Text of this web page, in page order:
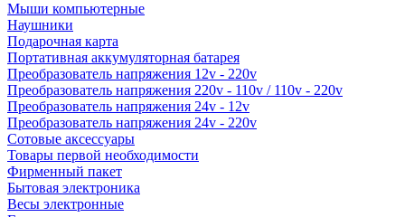
Мыши компьютерные
Наушники
Подарочная карта
Портативная аккумуляторная батарея
Преобразователь напряжения 12v - 220v
Преобразователь напряжения 220v - 110v / 110v - 220v
Преобразователь напряжения 24v - 12v
Преобразователь напряжения 24v - 220v
Сотовые аксессуары
Товары первой необходимости
Фирменный пакет
Бытовая электроника
Весы электронные